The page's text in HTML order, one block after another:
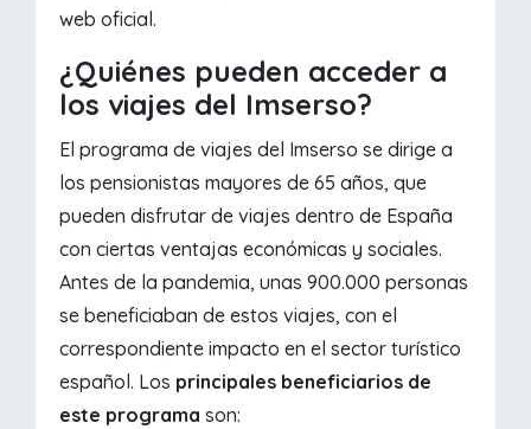
web oficial.
¿Quiénes pueden acceder a
los viajes del Imserso?
El programa de viajes del Imserso se dirige a
los pensionistas mayores de 65 años, que
pueden disfrutar de viajes dentro de España
con ciertas ventajas económicas y sociales.
Antes de la pandemia, unas 900.000 personas
se beneficiaban de estos viajes, con el
correspondiente impacto en el sector turístico
español. Los principales beneficiarios de
este programason: